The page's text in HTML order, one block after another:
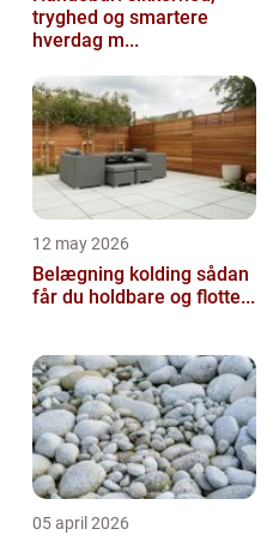
tryghed og smartere
hverdag m...
12 may 2026
Belægning kolding sådan
får du holdbare og flotte...
05 april 2026